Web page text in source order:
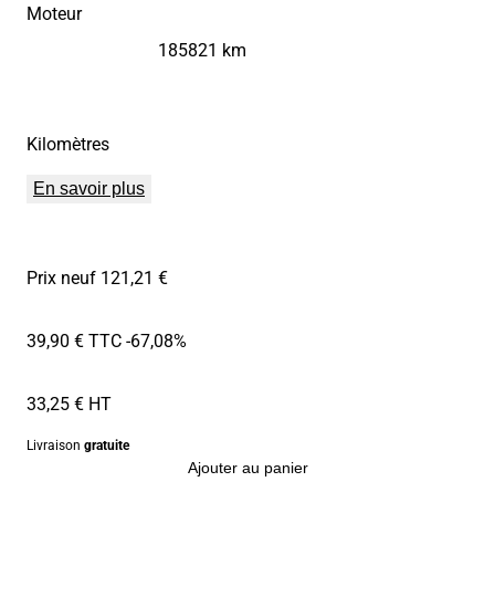
Moteur
Kilomètres
185821 km
En savoir plus
Prix neuf 121,21 €
39,90 € TTC-67,08%
33,25 € HT
Livraison gratuite
Ajouter au panier